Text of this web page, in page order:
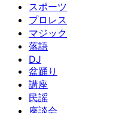
スポーツ
プロレス
マジック
落語
DJ
盆踊り
講座
民謡
座談会